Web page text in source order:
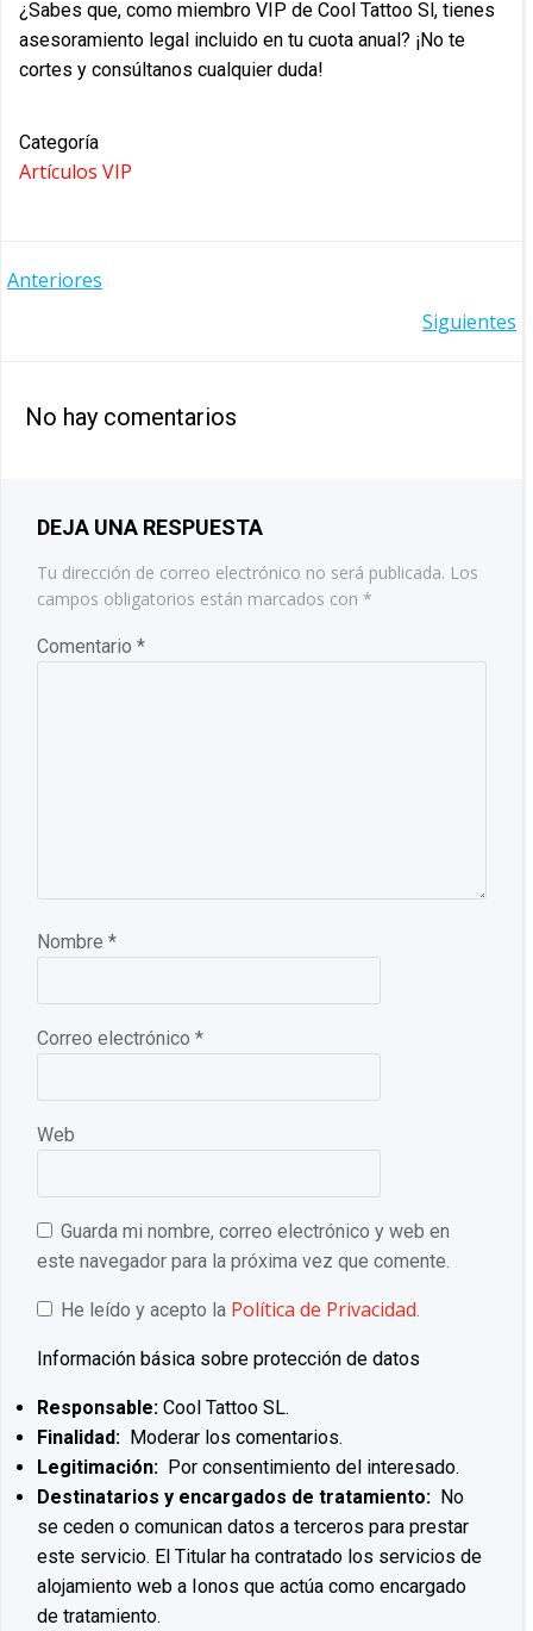
¿Sabes que, como miembro VIP de Cool Tattoo Sl, tienes
asesoramiento legal incluido en tu cuota anual? ¡No te
cortes y consúltanos cualquier duda!
Categoría
Artículos VIP
NAVEGACIÓN
LAS
Anteriores
LAS
Siguientes
No hay comentarios
DEJA UNA RESPUESTA
Tu dirección de correo electrónico no será publicada. Los
campos obligatorios están marcados con *
Comentario *
Nombre *
Correo electrónico *
Web
Guarda mi nombre, correo electrónico y web en
este navegador para la próxima vez que comente.
He leído y acepto la Política de Privacidad.
Información básica sobre protección de datos
Responsable: Cool Tattoo SL.
Finalidad: Moderar los comentarios.
Legitimación: Por consentimiento del interesado.
Destinatarios y encargados de tratamiento: No
se ceden o comunican datos a terceros para prestar
este servicio. El Titular ha contratado los servicios de
alojamiento web a Ionos que actúa como encargado
de tratamiento.